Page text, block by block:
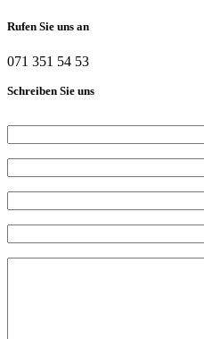
Rufen Sie uns an
071 351 54 53
Schreiben Sie uns